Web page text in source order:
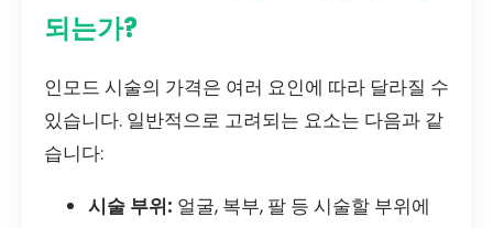
되는가?
인모드 시술의 가격은 여러 요인에 따라 달라질 수
있습니다. 일반적으로 고려되는 요소는 다음과 같
습니다:
시술 부위: 얼굴, 복부, 팔 등 시술할 부위에